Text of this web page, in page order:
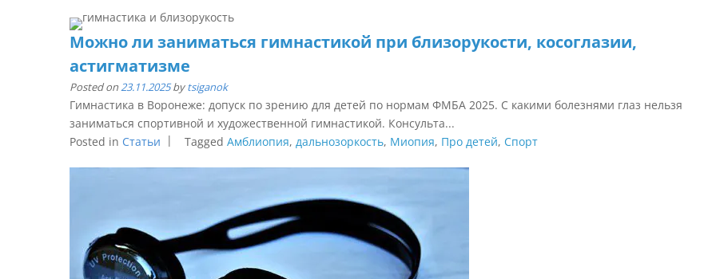
Можно ли заниматься гимнастикой при близорукости, косоглазии,
астигматизме
Posted on23.11.2025bytsiganok
Гимнастика в Воронеже: допуск по зрению для детей по нормам ФМБА 2025. С какими болезнями глаз нельзя
заниматься спортивной и художественной гимнастикой. Консульта...
Posted in Статьи Tagged Амблиопия, дальнозоркость, Миопия, Про детей, Спорт